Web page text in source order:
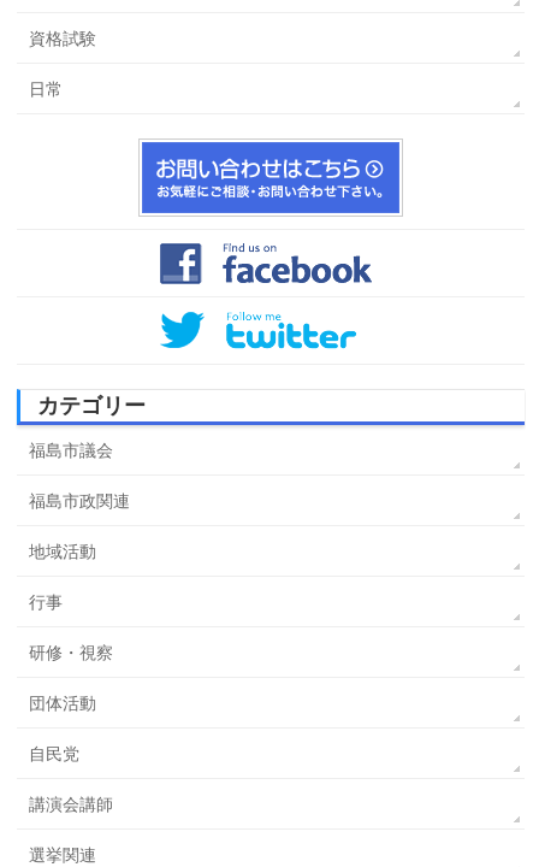
資格試験
日常
カテゴリー
福島市議会
福島市政関連
地域活動
行事
研修・視察
団体活動
自民党
講演会講師
選挙関連